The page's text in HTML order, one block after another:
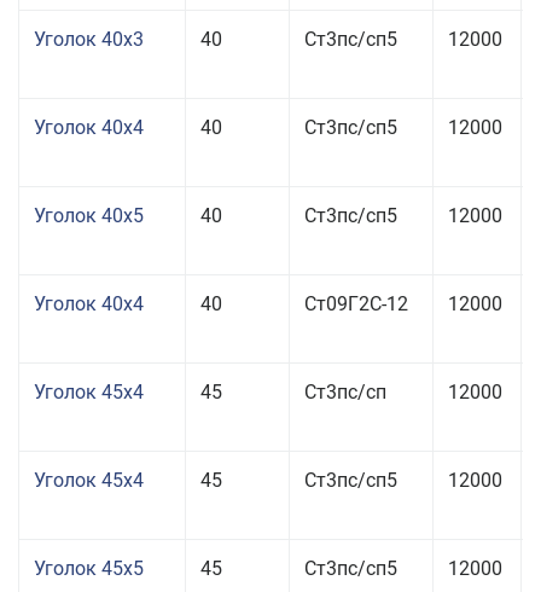
Уголок 40x3 40 Ст3пс/сп5 12000
Уголок 40x4 40 Ст3пс/сп5 12000
Уголок 40x5 40 Ст3пс/сп5 12000
Уголок 40x4 40 Ст09Г2С-12 12000
Уголок 45x4 45 Ст3пс/сп 12000
Уголок 45x4 45 Ст3пс/сп5 12000
Уголок 45x5 45 Ст3пс/сп5 12000